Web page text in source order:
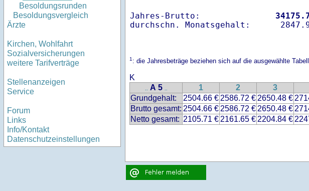
Besoldungsrunden
Besoldungsvergleich
Ärzte
Kirchen, Wohlfahrt
Sozialversicherungen
weitere Tarifverträge
Stellenanzeigen
Service
Forum
Links
Info/Kontakt
Datenschutzeinstellungen
Jahres-Brutto:
1: die Jahresbeträge beziehen sich auf die ausgewählte
K
.. A 5 .. 1 2 3
Grundgehalt:
2504.66 € 2586.72 € 2650.48 €
Brutto gesamt: 2504.66 € 2586.72 € 2650.48 €
Netto gesamt: 2105.71 € 2161.65 € 2204.84 €